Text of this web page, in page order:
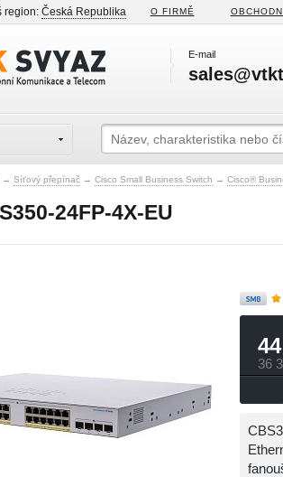
region: Česká Republika O FIRMĚ
E-mail
→ Síťový přepínač → Cisco Small Business Switch → Cisco®
24FP-4X-EU
36